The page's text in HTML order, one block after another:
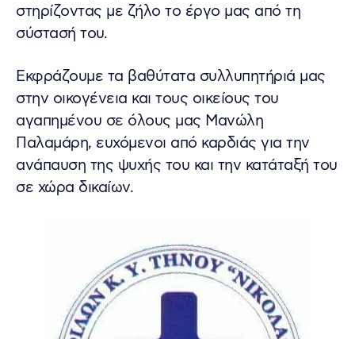
στηρίζοντας με ζήλο το έργο μας από τη
σύστασή του.
Εκφράζουμε τα βαθύτατα συλλυπητήριά μας
στην οικογένεια και τους οικείους του
αγαπημένου σε όλους μας Μανώλη
Παλαμάρη, ευχόμενοι από καρδιάς για την
ανάπαυση της ψυχής του και την κατάταξή του
σε χώρα δικαίων.